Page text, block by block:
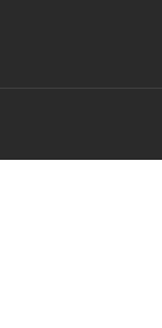
このコンテンツは